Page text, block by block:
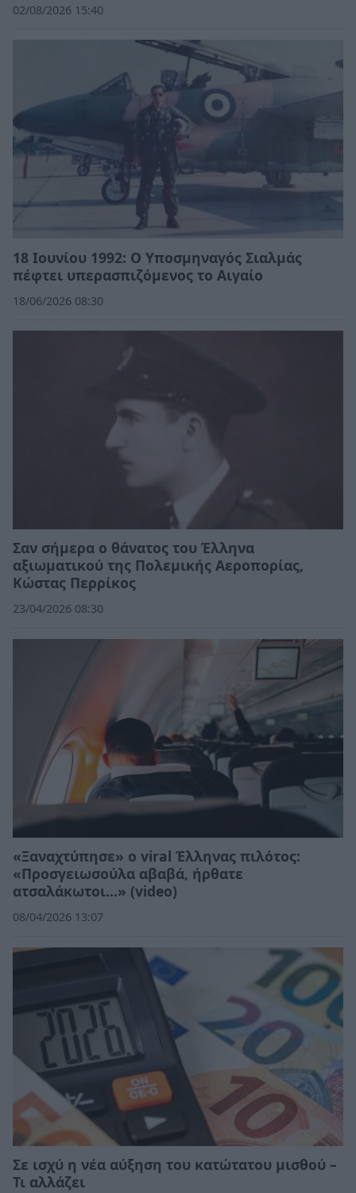
02/08/2026 15:40
18 Ιουνίου 1992: Ο Υποσμηναγός Σιαλμάς
πέφτει υπερασπιζόμενος το Αιγαίο
18/06/2026 08:30
Σαν σήμερα ο θάνατος του Έλληνα
αξιωματικού της Πολεμικής Αεροπορίας,
Κώστας Περρίκος
23/04/2026 08:30
«Ξαναχτύπησε» ο viral Έλληνας πιλότος:
«Προσγειωσούλα αβαβά, ήρθατε
ατσαλάκωτοι...» (video)
08/04/2026 13:07
Σε ισχύ η νέα αύξηση του κατώτατου μισθού –
Τι αλλάζει